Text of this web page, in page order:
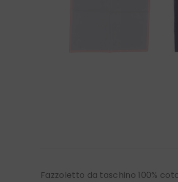
Fazzoletto da taschino 100%